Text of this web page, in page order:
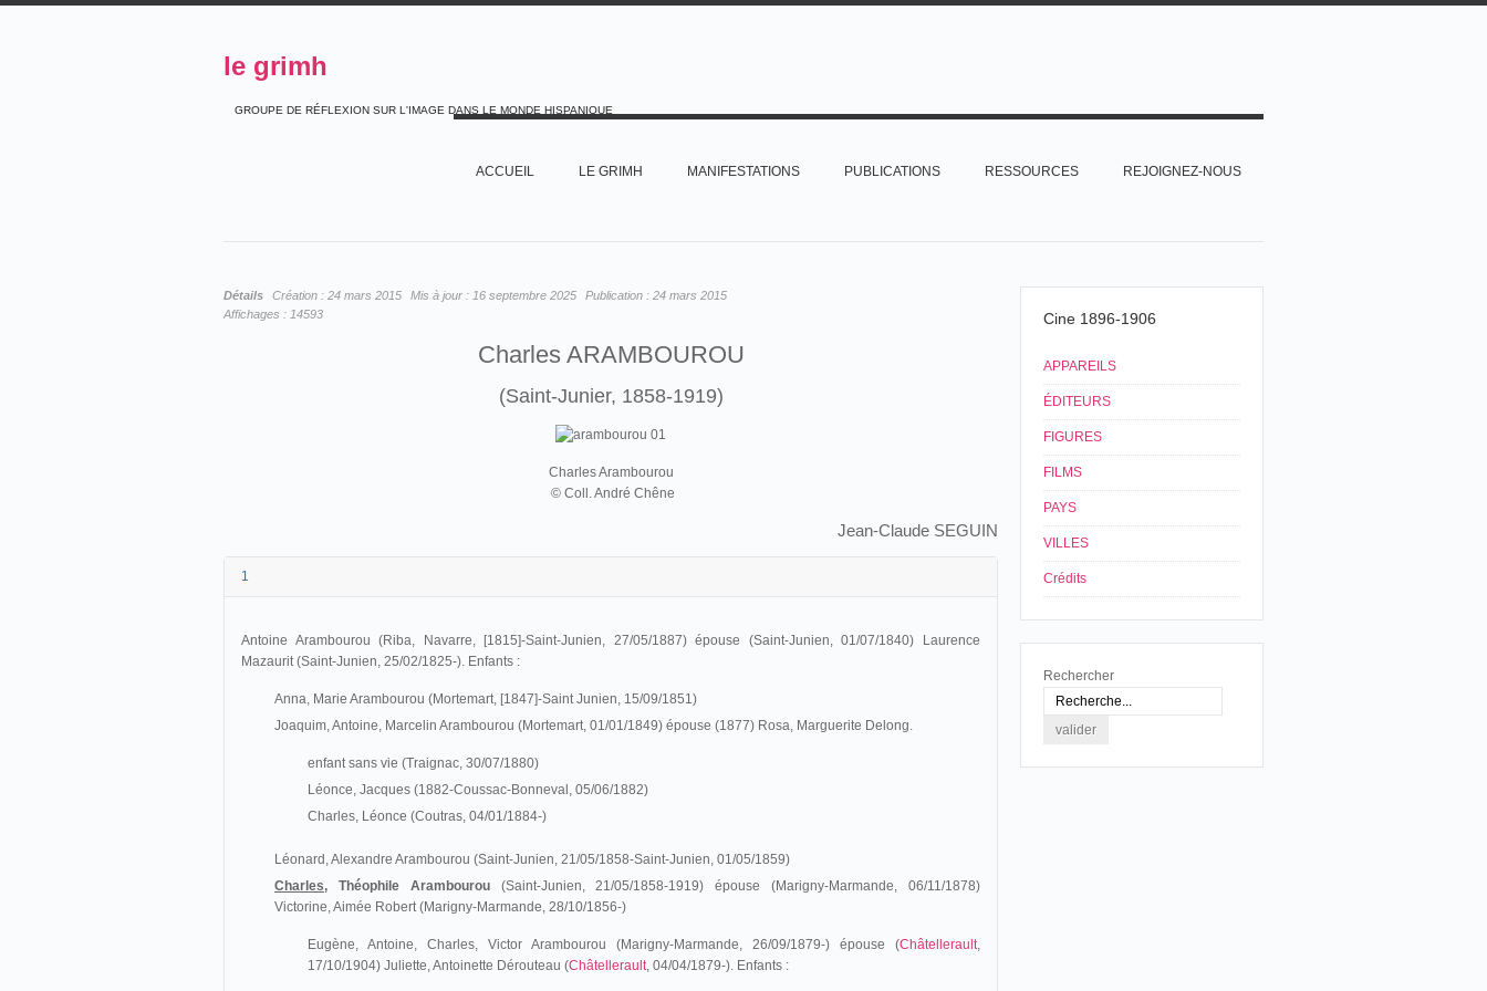
le grimh
GROUPE DE RÉFLEXION SUR L'IMAGE DANS LE MONDE HISPANIQUE
ACCUEIL LE GRIMH MANIFESTATIONS PUBLICATIONS RESSOURCES REJOIGNEZ-NOUS
Détails Création : 24 mars 2015 Mis à jour : 16 septembre 2025 Publication : 24 mars 2015
Affichages : 14593
Charles ARAMBOUROU
(Saint-Junier, 1858-1919)
Charles Arambourou
© Coll. André Chêne
Jean-Claude SEGUIN
1
Antoine Arambourou (Riba, Navarre, [1815]-Saint-Junien, 27/05/1887) épouse (Saint-Junien, 01/07/1840) Laurence
Mazaurit (Saint-Junien, 25/02/1825-). Enfants :
Anna, Marie Arambourou (Mortemart, [1847]-Saint Junien, 15/09/1851)
Joaquim, Antoine, Marcelin Arambourou (Mortemart, 01/01/1849) épouse (1877) Rosa, Marguerite Delong.
enfant sans vie (Traignac, 30/07/1880)
Léonce, Jacques (1882-Coussac-Bonneval, 05/06/1882)
Charles, Léonce (Coutras, 04/01/1884-)
Léonard, Alexandre Arambourou (Saint-Junien, 21/05/1858-Saint-Junien, 01/05/1859)
Charles, Théophile Arambourou(Saint-Junien, 21/05/1858-1919) épouse (Marigny-Marmande, 06/11/1878)
Victorine, Aimée Robert (Marigny-Marmande, 28/10/1856-)
Eugène, Antoine, Charles, Victor Arambourou (Marigny-Marmande, 26/09/1879-) épouse (Châtellerault,
17/10/1904) Juliette, Antoinette Dérouteau (Châtellerault, 04/04/1879-). Enfants :
Cine 1896-1906
APPAREILS
ÉDITEURS
FIGURES
FILMS
PAYS
VILLES
Crédits
Rechercher